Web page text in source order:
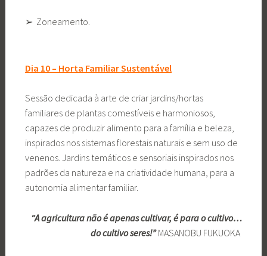
➢ Zoneamento.
Dia 10 – Horta Familiar Sustentável
Sessão dedicada à arte de criar jardins/hortas
familiares de plantas comestíveis e harmoniosos,
capazes de produzir alimento para a família e beleza,
inspirados nos sistemas florestais naturais e sem uso de
venenos. Jardins temáticos e sensoriais inspirados nos
padrões da natureza e na criatividade humana, para a
autonomia alimentar familiar.
“A agricultura não é apenas cultivar, é para o cultivo…
do cultivo seres!”MASANOBU FUKUOKA